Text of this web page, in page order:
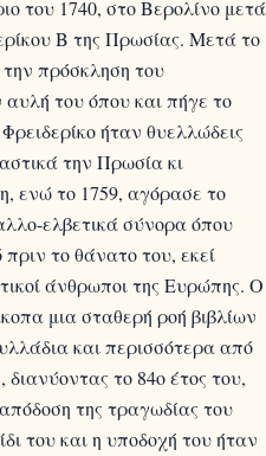
του 1740, στο Βερολίνο μετά
Β της Πρωσίας. Μετά το
πρόσκληση του
αυλή του όπου και πήγε το
ήταν θυελλώδεις
την Πρωσία κι
ενώ το 1759, αγόρασε το
ελβετικά σύνορα όπου
πριν το θάνατο του, εκεί
άνθρωποι της Ευρώπης. Ο
μια σταθερή ροή βιβλίων
και περισσότερα από
το 84ο έτος του,
της τραγωδίας του
του και η υποδοχή του ήταν